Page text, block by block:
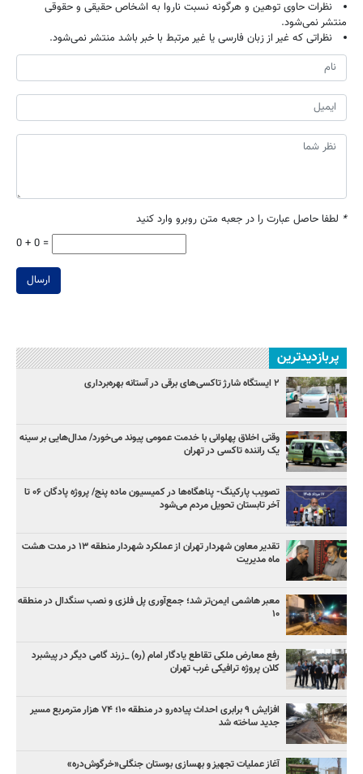
نظرات حاوی توهین و هرگونه نسبت ناروا به اشخاص حقیقی و حقوقی
منتشر نمی‌شود.
نظراتی که غیر از زبان فارسی یا غیر مرتبط با خبر باشد منتشر نمی‌شود.
* لطفا حاصل عبارت را در جعبه متن روبرو وارد کنید
0 + 0 =
ارسال
پربازدیدترین
۲ ایستگاه شارژ تاکسی‌های برقی در آستانه بهره‌برداری
وقتی اخلاق پهلوانی با خدمت عمومی پیوند می‌خورد/ مدال‌هایی بر سینه
یک راننده تاکسی در تهران
تصویب پارکینگ- پناهگاه‌ها در کمیسیون ماده پنج/ پروژه پادگان ۰۶ تا
آخر تابستان تحویل مردم می‌شود
تقدیر معاون شهردار تهران از عملکرد شهردار منطقه ۱۳ در مدت هشت
ماه مدیریت
معبر هاشمی ایمن‌تر شد؛ جمع‌آوری پل فلزی و نصب سنگدال در منطقه
۱۰
رفع معارض ملکی تقاطع یادگار امام (ره) _زرند گامی دیگر در پیشبرد
کلان پروژه‌ ترافیکی غرب تهران
افزایش ۹ برابری احداث پیاده‌رو در منطقه ۱۰؛ ۷۴ هزار مترمربع مسیر
جدید ساخته شد
آغاز عملیات تجهیز و بهسازی بوستان جنگلی«خرگوش‌دره»